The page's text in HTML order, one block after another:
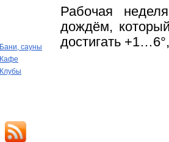
Бани, сауны
Кафе
Клубы
Рабочая
дождём,
достигать